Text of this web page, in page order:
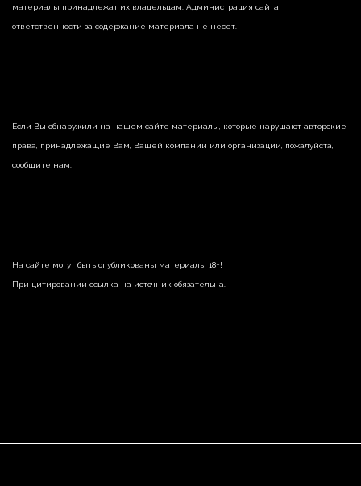
материалы принадлежат их владельцам. Администрация сайта
ответственности за содержание материала не несет.
Если Вы обнаружили на нашем сайте материалы, которые нарушают авторские
права, принадлежащие Вам, Вашей компании или организации, пожалуйста,
сообщите нам.
На сайте могут быть опубликованы материалы 18+!
При цитировании ссылка на источник обязательна.